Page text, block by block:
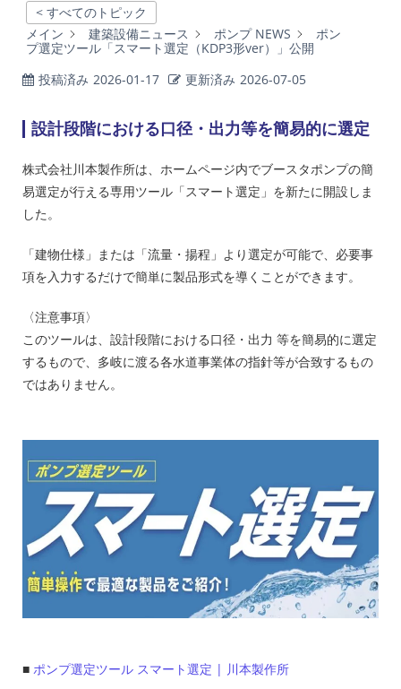
< すべてのトピック
メイン
建築設備ニュース ポンプ NEWS
ポン
プ選定ツール「スマート選定（KDP3形ver）」公開
投稿済み 2026-01-17 更新済み 2026-07-05
設計段階における口径・出力等を簡易的に選定
株式会社川本製作所は、ホームページ内でブースタポンプの簡
易選定が行える専用ツール「スマート選定」を新たに開設しま
した。
「建物仕様」または「流量・揚程」より選定が可能で、必要事
項を入力するだけで簡単に製品形式を導くことができます。
〈注意事項〉
このツールは、設計段階における口径・出力 等を簡易的に選定
するもので、多岐に渡る各水道事業体の指針等が合致するもの
ではありません。
■ ポンプ選定ツール スマート選定 | 川本製作所